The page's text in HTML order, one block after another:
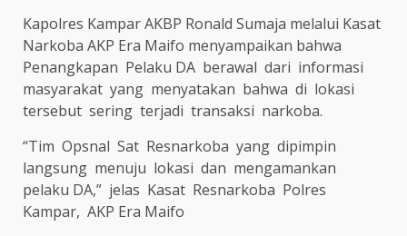
Kapolres Kampar AKBP Ronald Sumaja melalui Kasat
Narkoba AKP Era Maifo menyampaikan bahwa
Penangkapan Pelaku DA berawal dari informasi
masyarakat yang menyatakan bahwa di lokasi
tersebut sering terjadi transaksi narkoba.
“Tim Opsnal Sat Resnarkoba yang dipimpin
langsung menuju lokasi dan mengamankan
pelaku DA,” jelas Kasat Resnarkoba Polres
Kampar, AKP Era Maifo